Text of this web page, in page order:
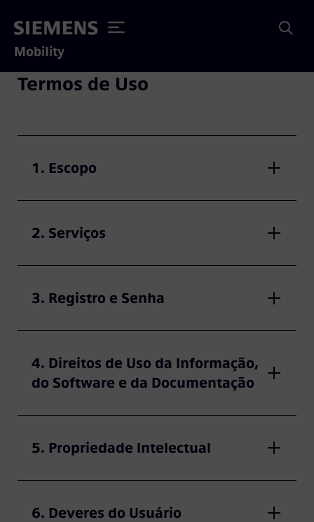
Mobility
Termos de Uso
1. Escopo
2. Serviços
3. Registro e Senha
4. Direitos de Uso da Informação,
do Software e da Documentação
5. Propriedade Intelectual
6. Deveres do Usuário